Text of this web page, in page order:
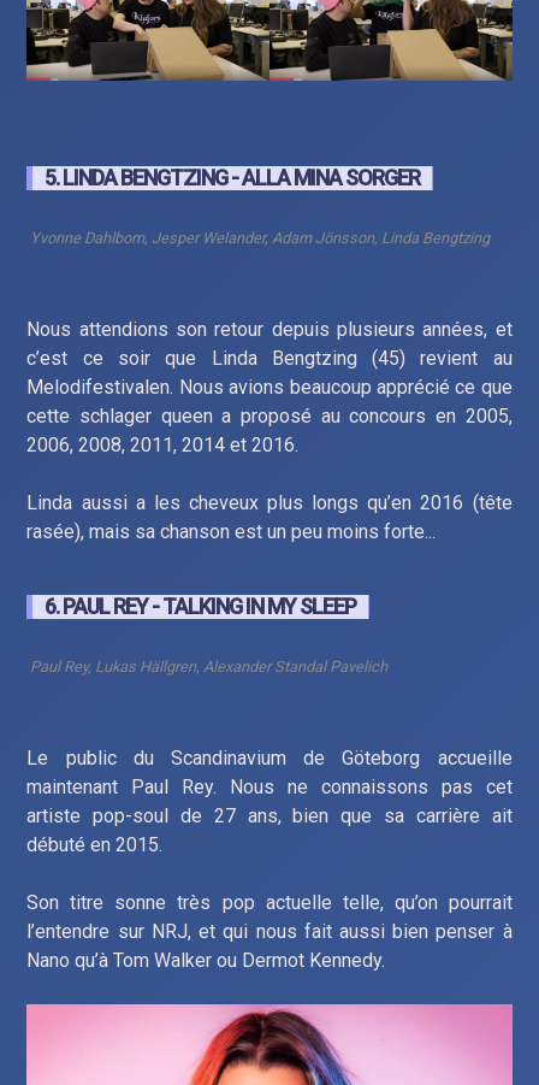
5. LINDA BENGTZING - ALLA MINA SORGER
Yvonne Dahlbom, Jesper Welander, Adam Jönsson, Linda Bengtzing
Nous attendions son retour depuis plusieurs années, et
c’est ce soir que Linda Bengtzing (45) revient au
Melodifestivalen. Nous avions beaucoup apprécié ce que
cette schlager queen a proposé au concours en 2005,
2006, 2008, 2011, 2014 et 2016.
Linda aussi a les cheveux plus longs qu’en 2016 (tête
rasée), mais sa chanson est un peu moins forte...
6. PAUL REY - TALKING IN MY SLEEP
Paul Rey, Lukas Hällgren, Alexander Standal Pavelich
Le public du Scandinavium de Göteborg accueille
maintenant Paul Rey. Nous ne connaissons pas cet
artiste pop-soul de 27 ans, bien que sa carrière ait
débuté en 2015.
Son titre sonne très pop actuelle telle, qu’on pourrait
l’entendre sur NRJ, et qui nous fait aussi bien penser à
Nano qu’à Tom Walker ou Dermot Kennedy.